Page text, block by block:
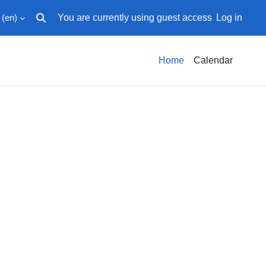
Toggle search input
You are currently using guest access Log in
Home Calendar